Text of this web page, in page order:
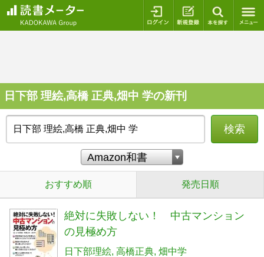
ログイン 新規登録
日下部 理絵,高橋 正典,畑中 学の新刊
検索
おすすめ順 発売日順
絶対に失敗しない！ 中古マンション
の見極め方
日下部理絵 高橋正典 畑中学